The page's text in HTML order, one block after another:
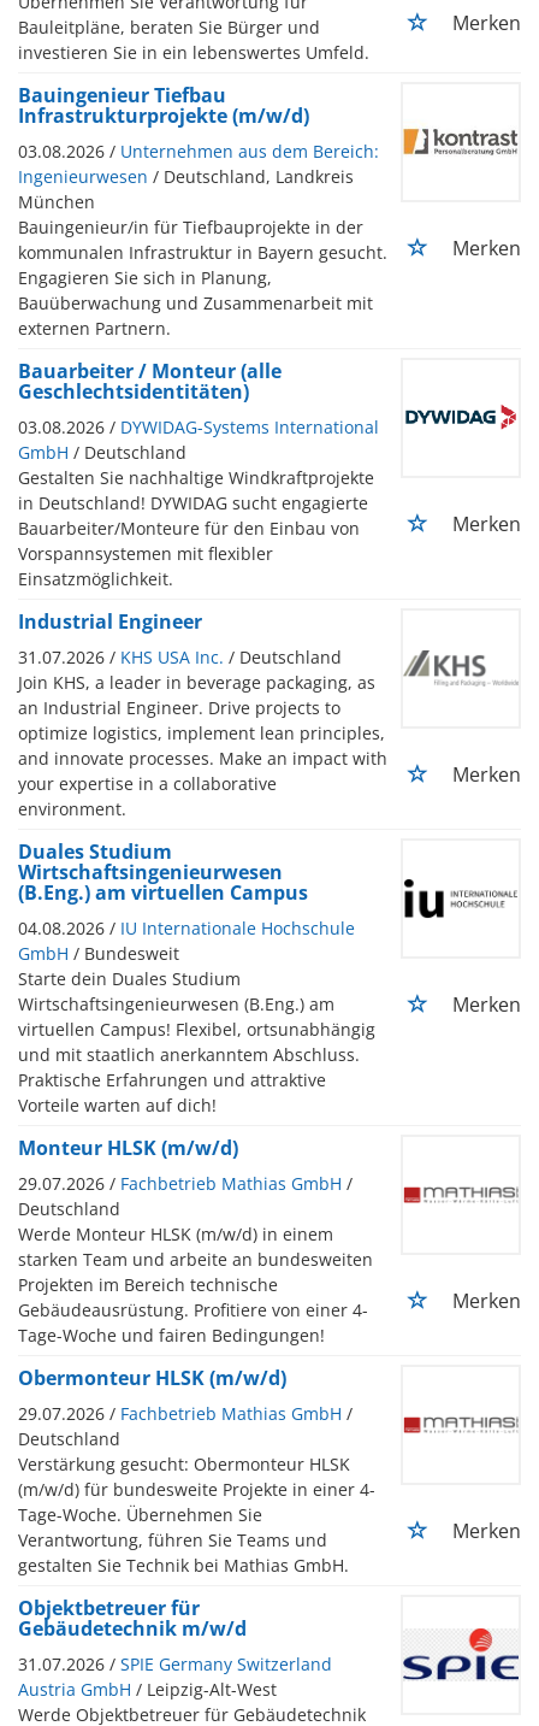
Bauleitpläne, beraten Sie Bürger und
investieren Sie in ein lebenswertes Umfeld.
Merken
Bauingenieur Tiefbau
Infrastrukturprojekte (m/w/d)
03.08.2026 / Unternehmen aus dem Bereich:
Ingenieurwesen / Deutschland, Landkreis
München
Bauingenieur/in für Tiefbauprojekte in der
kommunalen Infrastruktur in Bayern gesucht.
Engagieren Sie sich in Planung,
Bauüberwachung und Zusammenarbeit mit
externen Partnern.
Merken
Bauarbeiter / Monteur (alle
Geschlechtsidentitäten)
03.08.2026 / DYWIDAG-Systems International
GmbH / Deutschland
Gestalten Sie nachhaltige Windkraftprojekte
in Deutschland! DYWIDAG sucht engagierte
Bauarbeiter/Monteure für den Einbau von
Vorspannsystemen mit flexibler
Einsatzmöglichkeit.
Merken
Industrial Engineer
31.07.2026 / KHS USA Inc. / Deutschland
Join KHS, a leader in beverage packaging, as
an Industrial Engineer. Drive projects to
optimize logistics, implement lean principles,
and innovate processes. Make an impact with
your expertise in a collaborative
environment.
Merken
Duales Studium
Wirtschaftsingenieurwesen
(B.Eng.) am virtuellen Campus
04.08.2026 / IU Internationale Hochschule
GmbH / Bundesweit
Starte dein Duales Studium
Wirtschaftsingenieurwesen (B.Eng.) am
virtuellen Campus! Flexibel, ortsunabhängig
und mit staatlich anerkanntem Abschluss.
Praktische Erfahrungen und attraktive
Vorteile warten auf dich!
Merken
Monteur HLSK (m/w/d)
29.07.2026 / Fachbetrieb Mathias GmbH /
Deutschland
Werde Monteur HLSK (m/w/d) in einem
starken Team und arbeite an bundesweiten
Projekten im Bereich technische
Gebäudeausrüstung. Profitiere von einer 4-
Tage-Woche und fairen Bedingungen!
Merken
Obermonteur HLSK (m/w/d)
29.07.2026 / Fachbetrieb Mathias GmbH /
Deutschland
Verstärkung gesucht: Obermonteur HLSK
(m/w/d) für bundesweite Projekte in einer 4-
Tage-Woche. Übernehmen Sie
Verantwortung, führen Sie Teams und
gestalten Sie Technik bei Mathias GmbH.
Merken
Objektbetreuer für
Gebäudetechnik m/w/d
31.07.2026 / SPIE Germany Switzerland
Austria GmbH / Leipzig-Alt-West
Werde Objektbetreuer für Gebäudetechnik